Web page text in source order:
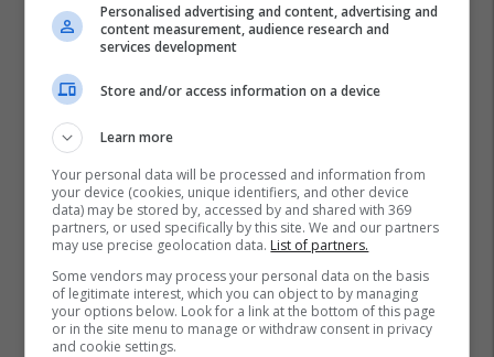
Personalised advertising and content, advertising and
content measurement, audience research and
services development
Store and/or access information on a device
Learn more
Your personal data will be processed and information from
your device (cookies, unique identifiers, and other device
data) may be stored by, accessed by and shared with 369
partners, or used specifically by this site. We and our partners
may use precise geolocation data. List of partners.
Some vendors may process your personal data on the basis
of legitimate interest, which you can object to by managing
your options below. Look for a link at the bottom of this page
or in the site menu to manage or withdraw consent in privacy
and cookie settings.